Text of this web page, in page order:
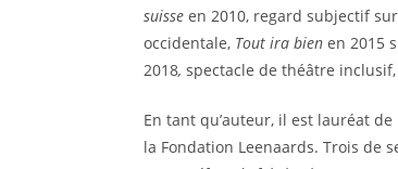
suisse en 2010, regard subjectif
occidentale, Tout ira bien en 2015
2018, spectacle de théâtre inclusif,
En tant qu’auteur, il est lauréat
la Fondation Leenaards. Trois de